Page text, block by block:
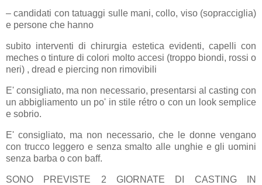
– candidati con tatuaggi sulle mani, collo, viso (sopracciglia)
e persone che hanno
subito interventi di chirurgia estetica evidenti, capelli con
meches o tinture di colori molto accesi (troppo biondi, rossi o
neri) , dread e piercing non rimovibili
E' consigliato, ma non necessario, presentarsi al casting con
un abbigliamento un po' in stile rétro o con un look semplice
e sobrio.
E' consigliato, ma non necessario, che le donne vengano
con trucco leggero e senza smalto alle unghie e gli uomini
senza barba o con baff.
SONO PREVISTE 2 GIORNATE DI CASTING IN